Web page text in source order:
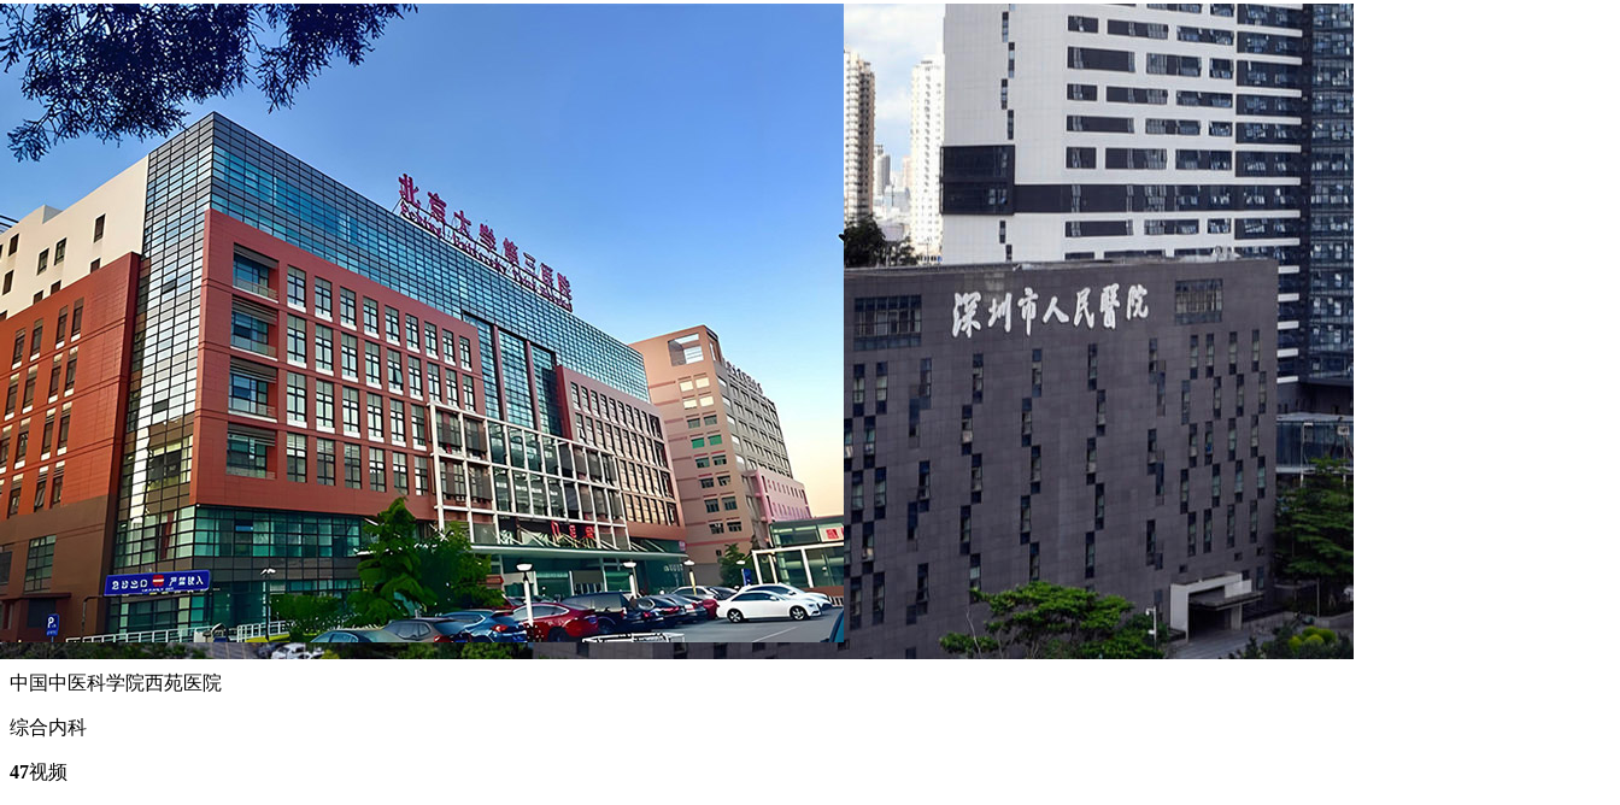
首页 医院 医生 疾病
视频
权威视频 健康短视频
语音 文章
问答
权威问答
健康知道
医院入驻 网上医院 搜索
名医视频
查疾病 找医生 找医院
戎光
主任医师
中国中医科学院西苑医院
综合内科
47视频